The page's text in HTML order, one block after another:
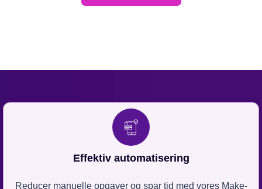
Effektiv automatisering
Reducer manuelle opgaver og spar tid med vores Make-